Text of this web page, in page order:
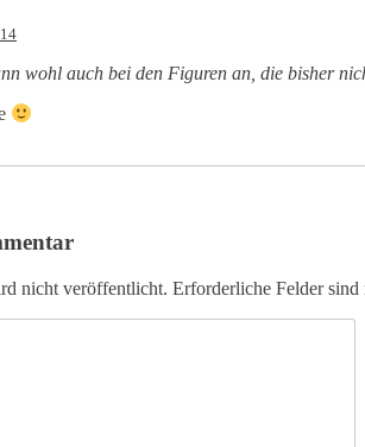
wohl auch bei den Figuren an, die bisher
nicht veröffentlicht. Erforderliche Felder sind